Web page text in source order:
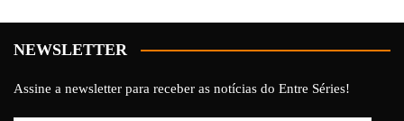
NEWSLETTER
Assine a newsletter para receber as notícias do Entre Séries!